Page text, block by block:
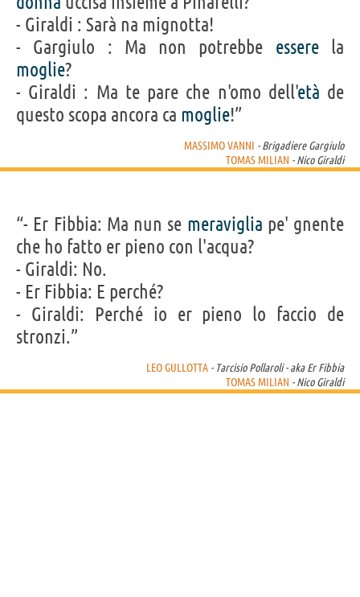
- Giraldi : Sarà na mignotta!
- Gargiulo : Ma non potrebbe esserela
moglie?
- Giraldi : Ma te pare che n'omo dell'età de
questo scopa ancora ca moglie!”
MASSIMO VANNI - Brigadiere Gargiulo
TOMAS MILIAN - Nico Giraldi
“- Er Fibbia: Ma nun se meraviglia pe' gnente
che ho fatto er pieno con l'acqua?
- Giraldi: No.
- Er Fibbia: E perché?
- Giraldi: Perché io er pieno lo faccio de
stronzi.”
LEO GULLOTTA - Tarcisio Pollaroli - aka Er Fibbia
TOMAS MILIAN - Nico Giraldi